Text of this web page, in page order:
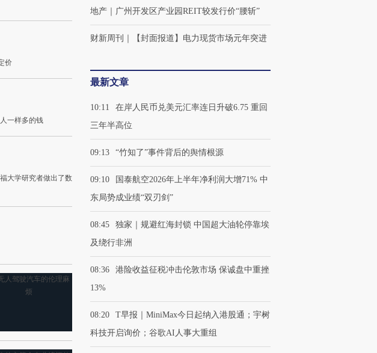
价
一样多的钱
大学研究者做出了数
地产 广州开发区产业园REIT较发行价“腰斩”
财新周刊 【封面报道】电力现货市场元年突进
最新文章
10:11
在岸人民币兑美元汇率连日升破6.75 重回
三年半高位
09:13 “竹知了”事件背后的舆情根源
09:10
国泰航空2026年上半年净利润大增71% 中
东局势成业绩“双刃剑”
08:45
独家｜规避红海封锁 中国超大油轮停靠埃
及绕行非洲
08:36
港险收益征税冲击伦敦市场 保诚盘中重挫
13%
08:20
T早报｜MiniMax今日起纳入港股通；宇树
科技开启询价；谷歌AI人事大重组